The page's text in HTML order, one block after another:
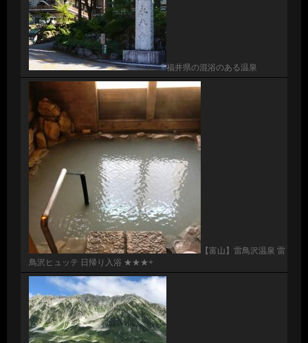
福井県の混浴のある温泉
【富山】雷鳥沢温泉 雷
鳥沢ヒュッテ 日帰り入浴 ★★★+